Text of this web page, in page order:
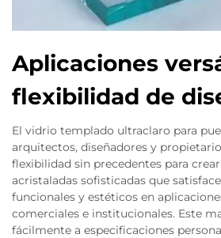
Aplicaciones
flexibilidad de
El vidrio templado ultraclaro para
arquitectos, diseñadores y
flexibilidad sin precedentes para
acristaladas sofisticadas que
funcionales y estéticos en
comerciales e institucionales. Este
fácilmente a especificaciones